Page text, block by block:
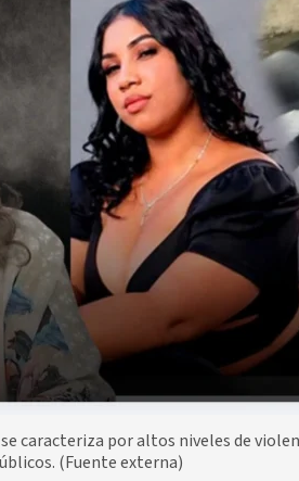
caracteriza por altos niveles de
(Fuente externa)